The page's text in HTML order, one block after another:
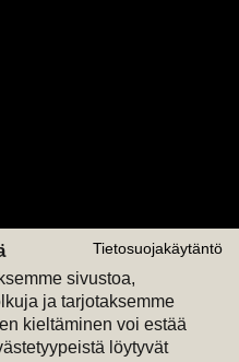
Tietosuojakäytäntö
sivustoa,
ja tarjotaksemme
kieltäminen voi estää
löytyvät
Seuraa meitä